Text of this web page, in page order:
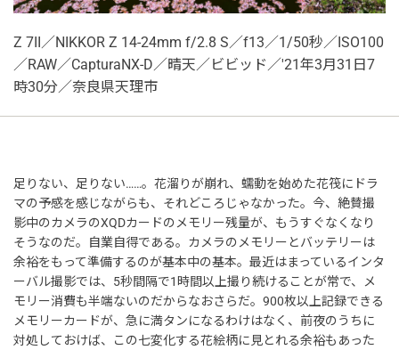
Z 7II／NIKKOR Z 14-24mm f/2.8 S／f13／1/50秒／ISO100
／RAW／CapturaNX-D／晴天／ビビッド／'21年3月31日7
時30分／奈良県天理市
足りない、足りない……。花溜りが崩れ、蠕動を始めた花筏にドラ
マの予感を感じながらも、それどころじゃなかった。今、絶賛撮
影中のカメラのXQDカードのメモリー残量が、もうすぐなくなり
そうなのだ。自業自得である。カメラのメモリーとバッテリーは
余裕をもって準備するのが基本中の基本。最近はまっているインタ
ーバル撮影では、5秒間隔で1時間以上撮り続けることが常で、メ
モリー消費も半端ないのだからなおさらだ。900枚以上記録できる
メモリーカードが、急に満タンになるわけはなく、前夜のうちに
対処しておけば、この七変化する花絵柄に見とれる余裕もあった